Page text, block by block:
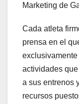
Marketing de
Cada atleta
prensa en el
actividades
a sus entrenos
recursos